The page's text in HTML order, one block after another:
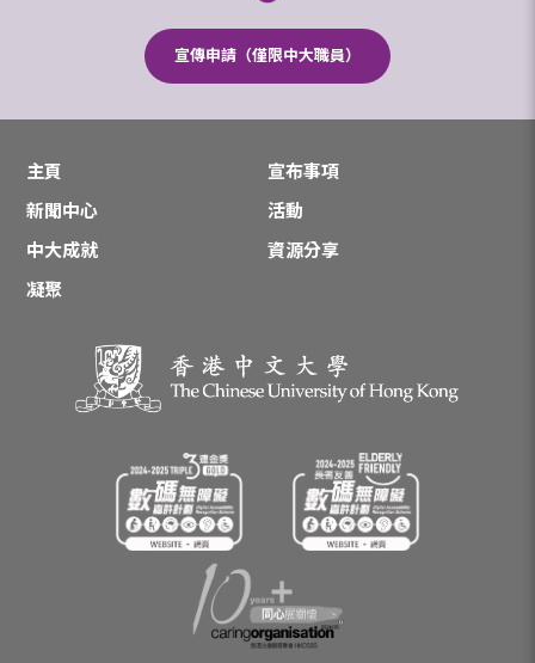
宣傳申請（僅限中大職員）
主頁
宣布事項
新聞中心
活動
中大成就
資源分享
凝聚